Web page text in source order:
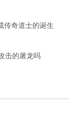
传奇道士的诞生
击的屠龙吗